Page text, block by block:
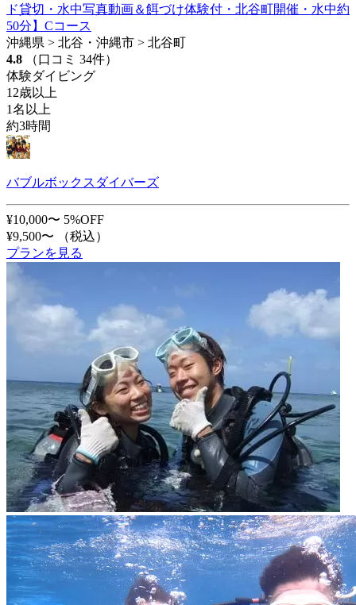
ド貸切・水中写真動画＆餌づけ体験付・北谷町開催・水中約
50分】Cコース
沖縄県 > 北谷・沖縄市 > 北谷町
4.8
（口コミ 34件）
体験ダイビング
12歳以上
1名以上
約3時間
バブルボックスダイバーズ
¥10,000〜 5%OFF
¥9,500〜
（税込）
プランを見る